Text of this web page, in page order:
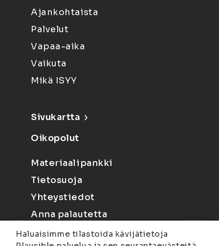
Ajankohtaista
Palvelut
Vapaa-aika
Vaikuta
Mikä ISYY
Sivukartta
Oikopolut
Materiaalipankki
Tietosuoja
Yhteystiedot
Anna palautetta
Haluaisimme tilastoida kävijätietoja